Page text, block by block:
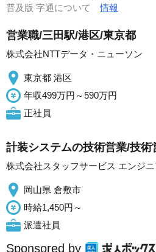
普及版 字通について情報
営業職/三田駅/港区/東京都
株式会社NTTデータ・ニューソン
東京都 港区
年収499万円～590万円
正社員
計装システムの技術営業/技術
株式会社スタッフサービス エンジ
岡山県 倉敷市
時給1,450円～
派遣社員
Sponsored by